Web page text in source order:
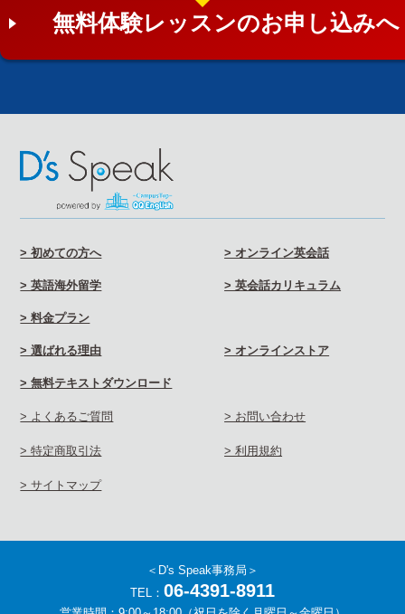
無料体験レッスンのお申し込みへ
> 初めての方へ > オンライン英会話
> 英語海外留学 > 英会話カリキュラム
> 料金プラン
> 選ばれる理由 > オンラインストア
> 無料テキストダウンロード
> よくあるご質問 > お問い合わせ
> 特定商取引法 > 利用規約
> サイトマップ
＜D's Speak事務局＞
TEL： 06-4391-8911